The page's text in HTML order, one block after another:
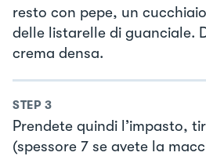
resto con pepe, un
delle listarelle di guanciale.
crema densa.
STEP 3
Prendete quindi l’impasto,
(spessore 7 se avete la